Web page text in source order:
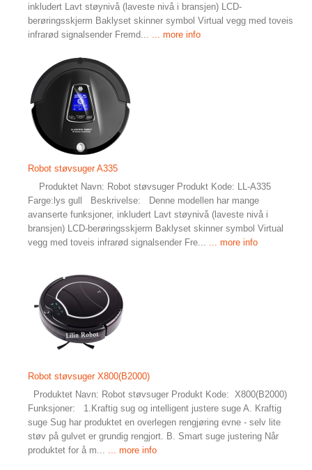
inkludert Lavt støynivå (laveste nivå i bransjen) LCD-
berøringsskjerm Baklyset skinner symbol Virtual vegg med toveis
infrarød signalsender Fremd...
... more info
Robot støvsuger A335
Produktet Navn: Robot støvsuger Produkt Kode: LL-A335
Farge:lys gull Beskrivelse: Denne modellen har mange
avanserte funksjoner, inkludert Lavt støynivå (laveste nivå i
bransjen) LCD-berøringsskjerm Baklyset skinner symbol Virtual
vegg med toveis infrarød signalsender Fre...
... more info
Robot støvsuger X800(B2000)
Produktet Navn: Robot støvsuger Produkt Kode: X800(B2000)
Funksjoner: 1.Kraftig sug og intelligent justere suge A. Kraftig
suge Sug har produktet en overlegen rengjøring evne - selv lite
støv på gulvet er grundig rengjort. B. Smart suge justering Når
produktet for å m...
... more info